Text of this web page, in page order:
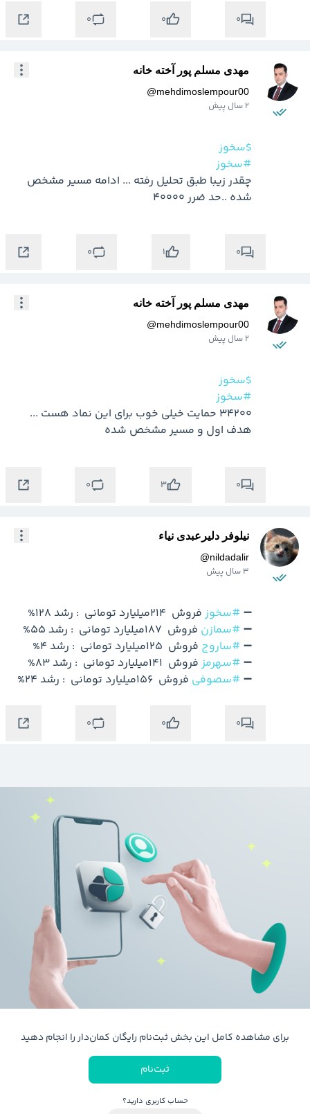
0
0
0
مهدی مسلم پور آخته خانه
@mehdimoslempour00
2 سال پیش
$سخوز
#سخوز
شده ..حد ضرر 40000
0
1
0
مهدی مسلم پور آخته خانه
@mehdimoslempour00
2 سال پیش
$سخوز
#سخوز
هدف اول و مسیر مشخص شده
0
3
0
نیلوفر دلیرعبدی نیاء
@nildadalir
3 سال پیش
➖ #سخوز
➖ #سمازن
➖ #ساروج
➖ #سهرمز
➖ #سصوفی فروش  156میلیارد تومانی  : رشد 24%
0
0
0
برای مشاهده کامل این بخش ثبت‌نام رایگان کمان‌دار را انجام دهید
ثبت‌نام
حساب کاربری دارید؟